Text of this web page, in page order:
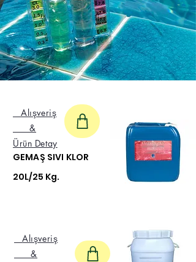
Alışveriş
&
Ürün Detay
GEMAŞ SIVI KLOR
20L/25 Kg.
Alışveriş
&